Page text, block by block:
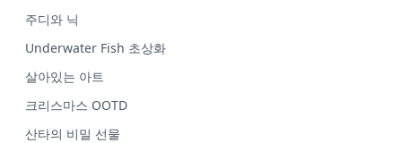
주디와 닉
Underwater Fish 초상화
살아있는 아트
크리스마스 OOTD
산타의 비밀 선물